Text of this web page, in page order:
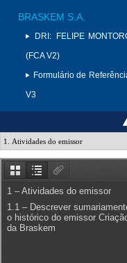
BRASKEM S.A.
DRI:
FELIPE
(FCA V2)
Formulário de
V3